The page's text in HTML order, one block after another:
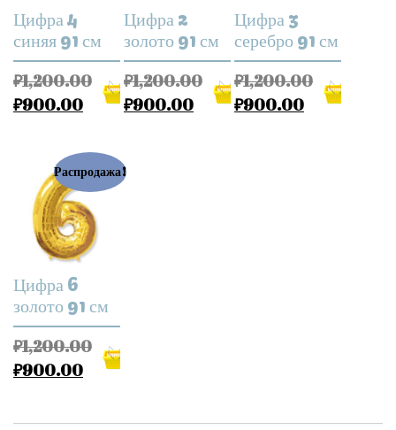
Цифра 4
синяя 91 см
₽1,200.00
₽900.00
Цифра 2
золото 91 см
₽1,200.00
₽900.00
Цифра 3
серебро 91 см
₽1,200.00
₽900.00
Распродажа!
Цифра 6
золото 91 см
₽1,200.00
₽900.00